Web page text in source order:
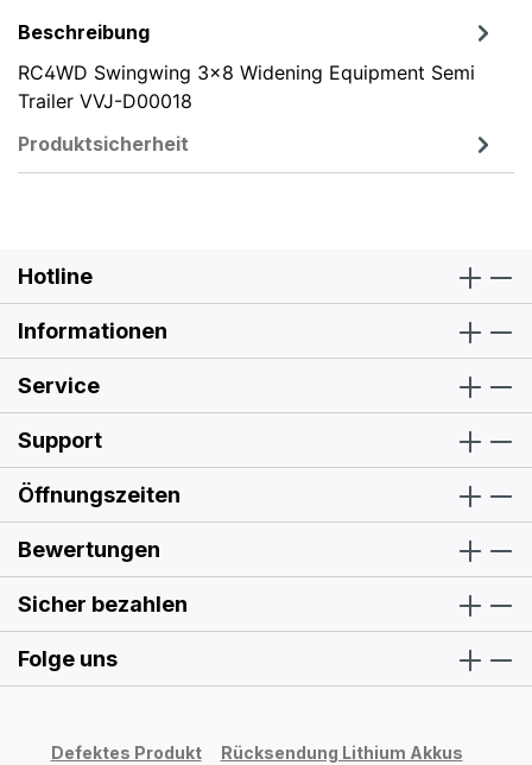
Beschreibung
RC4WD Swingwing 3x8 Widening Equipment Semi
Trailer VVJ-D00018
Produktsicherheit
Hotline
Informationen
Service
Support
Öffnungszeiten
Bewertungen
Sicher bezahlen
Folge uns
Defektes Produkt Rücksendung Lithium Akkus